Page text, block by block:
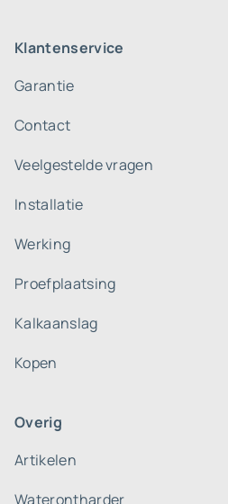
Klantenservice
Garantie
Contact
Veelgestelde vragen
Installatie
Werking
Proefplaatsing
Kalkaanslag
Kopen
Overig
Artikelen
Waterontharder